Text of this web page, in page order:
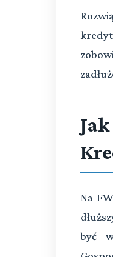
Na
być